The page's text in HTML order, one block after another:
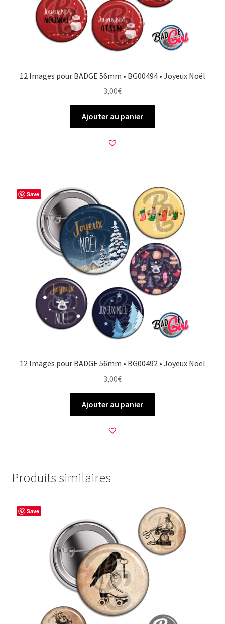
12 Images pour BADGE 56mm • BG00494 • Joyeux Noël
3,00€
Ajouter au panier
Save
12 Images pour BADGE 56mm • BG00492 • Joyeux Noël
3,00€
Ajouter au panier
Produits similaires
Save